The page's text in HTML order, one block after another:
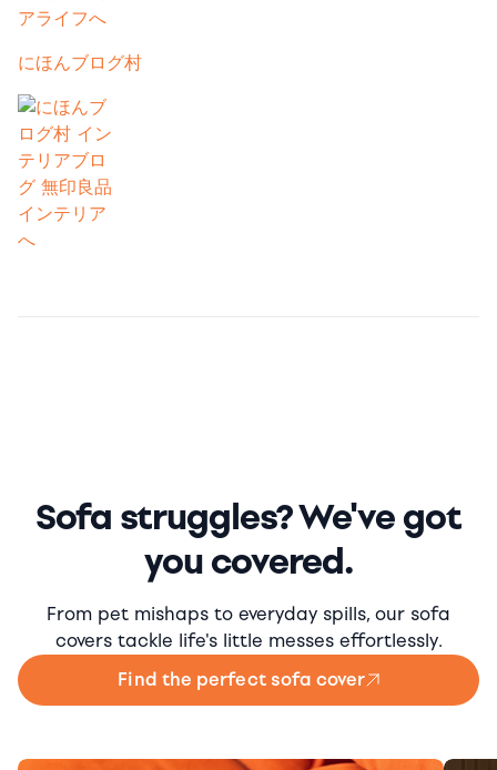
にほんブログ村
Sofa struggles? We've got
you covered.
From pet mishaps to everyday spills, our sofa
covers tackle life's little messes effortlessly.
Find the perfect sofa cover